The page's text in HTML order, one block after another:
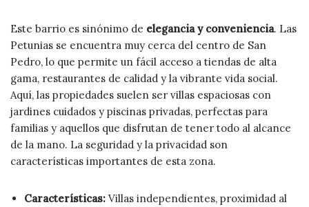
Este barrio es sinónimo de elegancia y conveniencia. Las
Petunias se encuentra muy cerca del centro de San
Pedro, lo que permite un fácil acceso a tiendas de alta
gama, restaurantes de calidad y la vibrante vida social.
Aquí, las propiedades suelen ser villas espaciosas con
jardines cuidados y piscinas privadas, perfectas para
familias y aquellos que disfrutan de tener todo al alcance
de la mano. La seguridad y la privacidad son
características importantes de esta zona.
Características: Villas independientes, proximidad al